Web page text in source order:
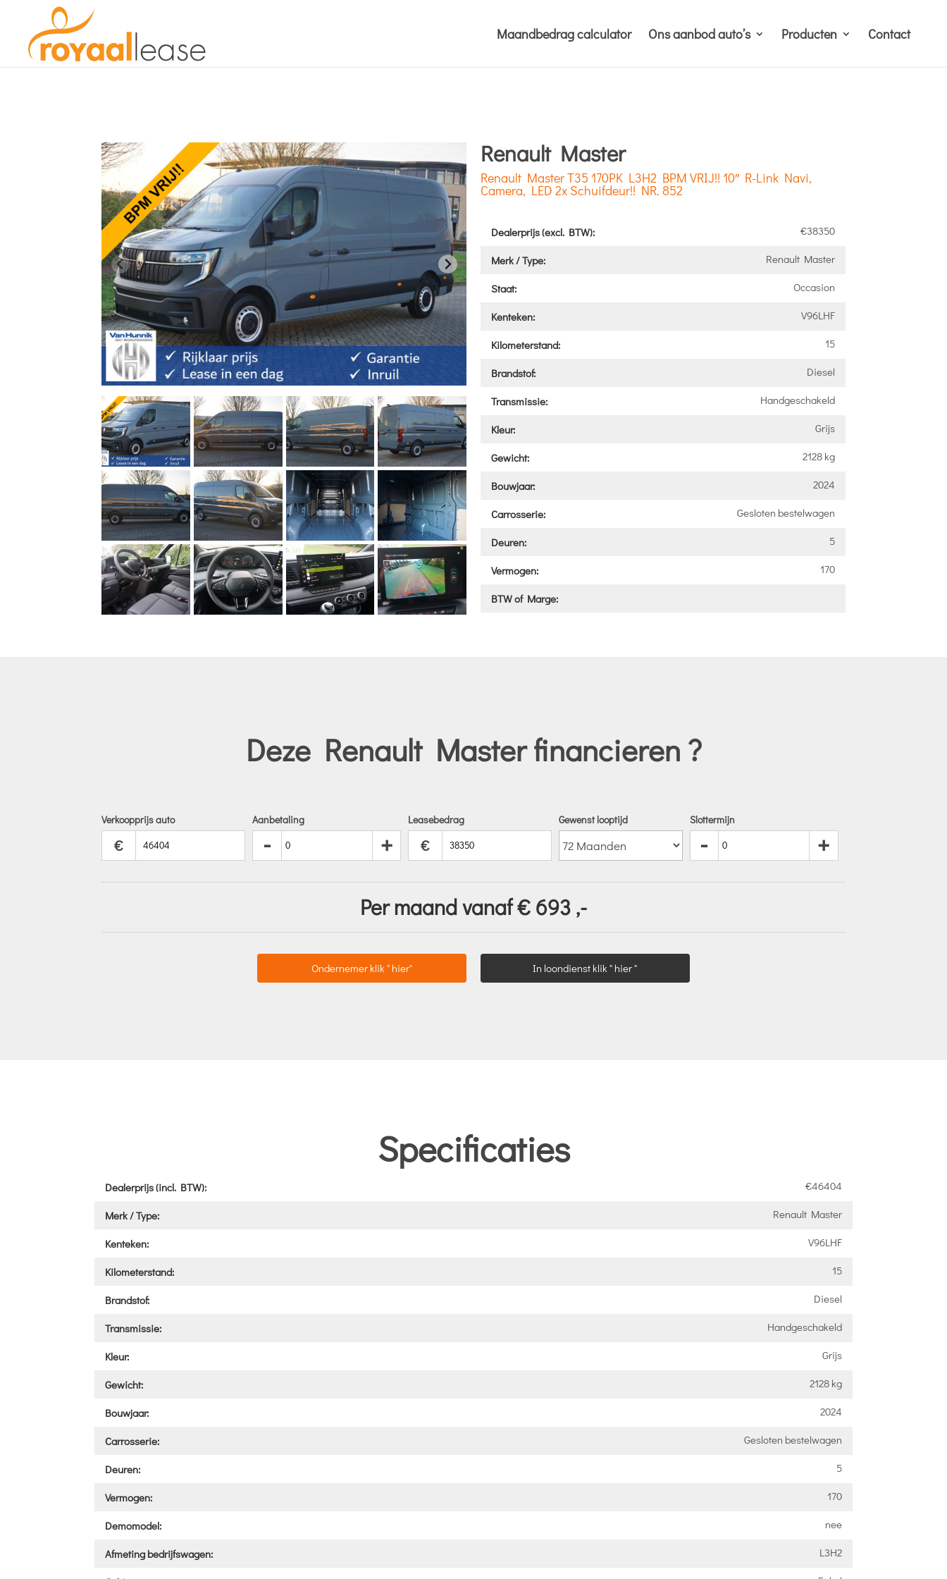
Maandbedrag calculator Ons aanbod auto’s Producten Contact
Renault Master
Renault Master T35 170PK L3H2 BPM VRIJ!! 10″ R-Link Navi,
Camera, LED 2x Schuifdeur!! NR. 852
Dealerprijs (excl. BTW): €38350
Merk / Type: Renault Master
Staat: Occasion
Kenteken: V96LHF
Kilometerstand: 15
Brandstof: Diesel
Transmissie: Handgeschakeld
Kleur: Grijs
Gewicht: 2128 kg
Bouwjaar: 2024
Carrosserie: Gesloten bestelwagen
Deuren: 5
Vermogen: 170
BTW of Marge:
Deze Renault Master financieren ?
Verkoopprijs auto
€
Aanbetaling
- +
Leasebedrag
€
Gewenst looptijd Slottermijn
- +
Per maand vanaf € 693 ,-
Ondernemer klik " hier" In loondienst klik " hier "
Specificaties
Dealerprijs (incl. BTW): €46404
Merk / Type: Renault Master
Kenteken: V96LHF
Kilometerstand: 15
Brandstof: Diesel
Transmissie: Handgeschakeld
Kleur: Grijs
Gewicht: 2128 kg
Bouwjaar: 2024
Carrosserie: Gesloten bestelwagen
Deuren: 5
Vermogen: 170
Demomodel: nee
Afmeting bedrijfswagen: L3H2